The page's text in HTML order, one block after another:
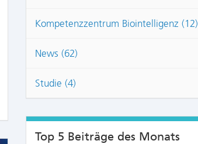
Kompetenzzentrum Biointelligenz (12)
News (62)
Studie (4)
Top 5 Beiträge des Monats